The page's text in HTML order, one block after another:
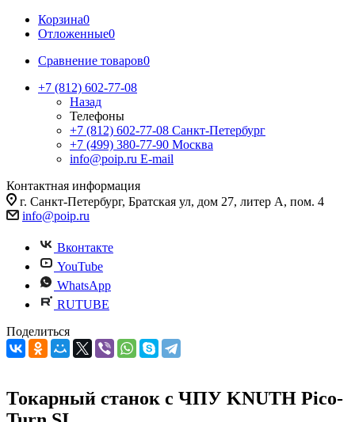
Корзина0
Отложенные0
Сравнение товаров0
+7 (812) 602-77-08
Назад
Телефоны
+7 (812) 602-77-08 Санкт-Петербург
+7 (499) 380-77-90 Москва
info@poip.ru E-mail
Контактная информация
г. Санкт-Петербург, Братская ул, дом 27, литер А, пом. 4
info@poip.ru
Вконтакте
YouTube
WhatsApp
RUTUBE
Поделиться
Токарный станок с ЧПУ KNUTH Pico-